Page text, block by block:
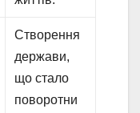
Створення
держави,
що стало
поворотни